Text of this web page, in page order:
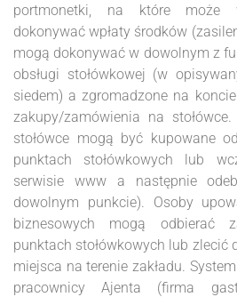
portmonetki, na które może
dokonywać wpłaty środków
mogą dokonywać w dowolnym z
obsługi stołówkowej (w
siedem) a zgromadzone na
zakupy/zamówienia na
stołówce mogą być kupowane
punktach stołówkowych lub
serwisie www a następnie
dowolnym punkcie). Osoby
biznesowych mogą odbierać
punktach stołówkowych lub zlecić
miejsca na terenie zakładu.
pracownicy Ajenta (firma